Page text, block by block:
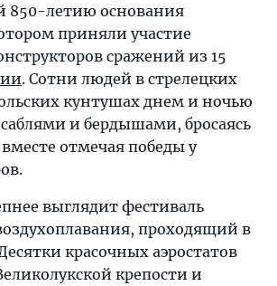
850-летию основания
приняли участие
сражений из 15
. Сотни людей в стрелецких
кунтушах днем и ночью
и бердышами, бросаясь
отмечая победы у
выглядит фестиваль
проходящий в
красочных аэростатов
крепости и